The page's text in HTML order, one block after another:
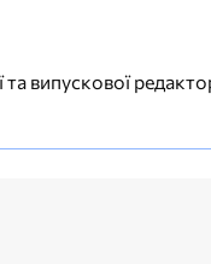
випускової